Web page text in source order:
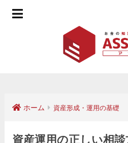
ホーム 資産形成・運用の基礎
資産運用の正しい相